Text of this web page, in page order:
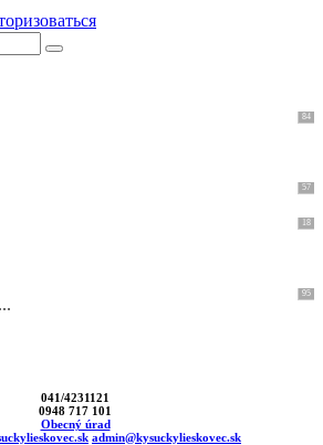
84
57
18
95
041/4231121
0948 717 101
Obecný úrad
admin@kysuckylieskovec.sk